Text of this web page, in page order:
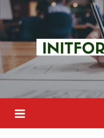
Skip
to
content